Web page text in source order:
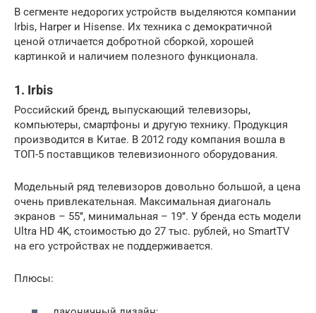
В сегменте недорогих устройств выделяются компании
Irbis, Harper и Hisense. Их техника с демократичной
ценой отличается добротной сборкой, хорошей
картинкой и наличием полезного функционала.
1. Irbis
Российский бренд, выпускающий телевизоры,
компьютеры, смартфоны и другую технику. Продукция
производится в Китае. В 2012 году компания вошла в
ТОП-5 поставщиков телевизионного оборудования.
Модельный ряд телевизоров довольно большой, а цена
очень привлекательная. Максимальная диагональ
экранов – 55’’, минимальная – 19’’. У бренда есть модели
Ultra HD 4K, стоимостью до 27 тыс. рублей, но SmartTV
на его устройствах не поддерживается.
Плюсы: